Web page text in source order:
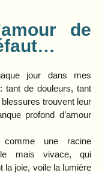
de
jour dans mes
tant de douleurs, tant
trouvent leur
profond d’amour
une racine
mais vivace, qui
la joie, voile la lumière